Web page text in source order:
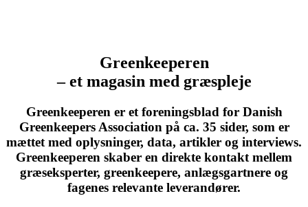
Greenkeeperen
– et magasin med græspleje
Greenkeeperen er et foreningsblad for Danish
Greenkeepers Association på ca. 35 sider, som er
mættet med oplysninger, data, artikler og interviews.
Greenkeeperen skaber en direkte kontakt mellem
græseksperter, greenkeepere, anlægsgartnere og
fagenes relevante leverandører.